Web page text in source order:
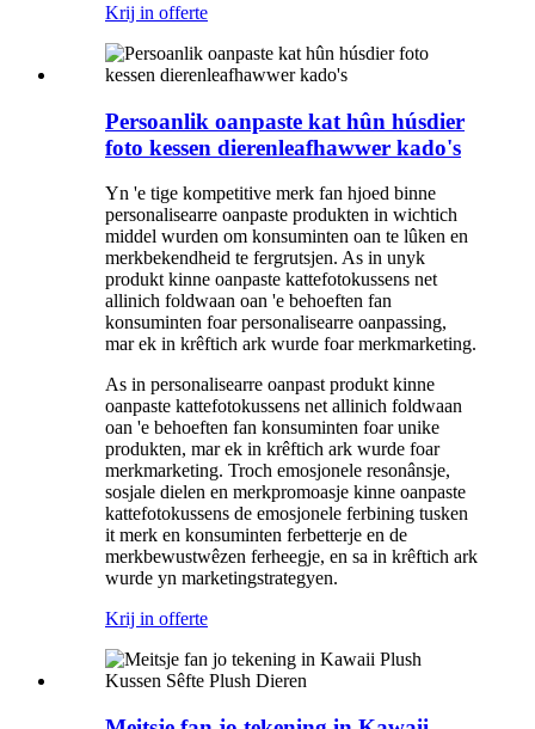
Krij in offerte
Persoanlik oanpaste kat hûn húsdier
foto kessen dierenleafhawwer kado's
Yn 'e tige kompetitive merk fan hjoed binne
personalisearre oanpaste produkten in wichtich
middel wurden om konsuminten oan te lûken en
merkbekendheid te fergrutsjen. As in unyk
produkt kinne oanpaste kattefotokussens net
allinich foldwaan oan 'e behoeften fan
konsuminten foar personalisearre oanpassing,
mar ek in krêftich ark wurde foar merkmarketing.
As in personalisearre oanpast produkt kinne
oanpaste kattefotokussens net allinich foldwaan
oan 'e behoeften fan konsuminten foar unike
produkten, mar ek in krêftich ark wurde foar
merkmarketing. Troch emosjonele resonânsje,
sosjale dielen en merkpromoasje kinne oanpaste
kattefotokussens de emosjonele ferbining tusken
it merk en konsuminten ferbetterje en de
merkbewustwêzen ferheegje, en sa in krêftich ark
wurde yn marketingstrategyen.
Krij in offerte